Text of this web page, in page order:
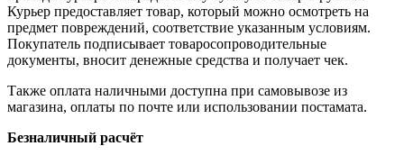
Курьер предоставляет товар, который можно осмотреть на
предмет повреждений, соответствие указанным условиям.
Покупатель подписывает товаросопроводительные
документы, вносит денежные средства и получает чек.
Также оплата наличными доступна при самовывозе из
магазина, оплаты по почте или использовании постамата.
Безналичный расчёт